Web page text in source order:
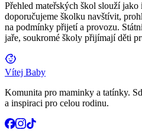
Přehled mateřských škol slouží jako
doporučujeme školku navštívit,
na podmínky přijetí a provozu.
jaře, soukromé školy přijímají děti
Vítej Baby
Komunita pro maminky a tatínky.
a inspiraci pro celou rodinu.